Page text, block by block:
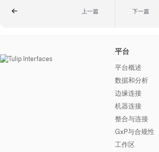
上一篇 下一篇
平台
平台概述
数据和分析
边缘连接
机器连接
整合与连接
GxP与合规性
工作区